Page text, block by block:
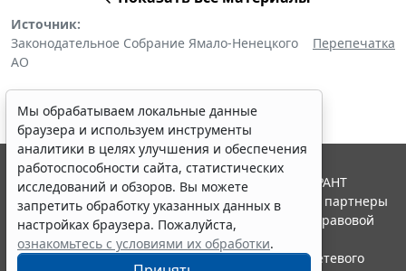
Источник:
Законодательное Собрание Ямало-Ненецкого
АО
Перепечатка
Мы обрабатываем локальные данные
браузера и используем инструменты
аналитики в целях улучшения и обеспечения
работоспособности сайта, статистических
исследований и обзоров. Вы можете
запретить обработку указанных данных в
настройках браузера. Пожалуйста,
ознакомьтесь с условиями их обработки.
© ООО "НПП "ГАРАНТ-СЕРВИС", 2026. Система ГАРАНТ
выпускается с 1990 года. Компания "Гарант" и ее партнеры
являются участниками Российской ассоциации правовой
информации ГАРАНТ.
Портал ГАРАНТ.РУ зарегистрирован в качестве сетевого